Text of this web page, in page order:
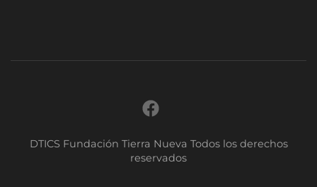
DTICS Fundación Tierra Nueva Todos los derechos
reservados